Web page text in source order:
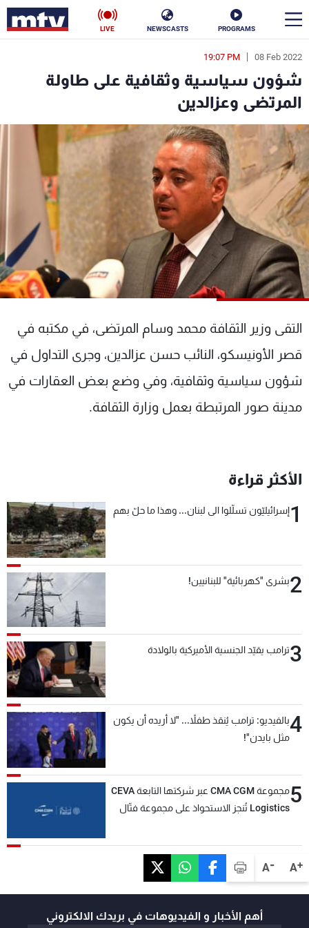
PROGRAMS
NEWSCASTS
LIVE
A+
A-
08 Feb 2022
19:07 PM
شؤون سياسية وثقافية على طاولة
المرتضى وعزالدين
التقى وزير الثقافة محمد وسام المرتضى، في مكتبه في
قصر الأونيسكو، النائب حسن عزالدين، وجرى التداول في
شؤون سياسية وثقافية، وفي وضع بعض العقارات في
مدينة صور المرتبطة بعمل وزارة الثقافة.
الأكثر قراءة
1إسرائيليّون تسلّلوا الى لبنان... وهذا ما حلّ بهم
2بشرى "كهربائية" للبنانيين!
3ترامب يقيّد الجنسية الأميركية بالولادة
4بالفيديو: ترامب يُنقذ طفلاً... "لا أريده أن يكون
مثل بايدن"!
5
مجموعة CMA CGM عبر شركتها التابعة CEVA
Logistics تُنجز الاستحواذ على مجموعة فتّال
أهم الأخبار و الفيديوهات في بريدك الالكتروني
en
الأخبار
سياسة ناس
إقتصاد فن
منوعات رياضة
كأس العالم
البرامج
شاهد البرامج
عن MTV
الإنـتـاج
لاعلاناتكم
وظائف
تواصل معنا
شروط الإسـتخدام